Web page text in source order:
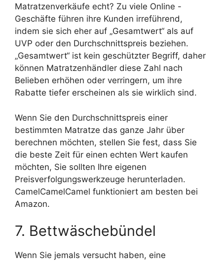
Matratzenverkäufe echt? Zu viele Online -
Geschäfte führen ihre Kunden irreführend,
indem sie sich eher auf „Gesamtwert“ als auf
UVP oder den Durchschnittspreis beziehen.
„Gesamtwert“ ist kein geschützter Begriff, daher
können Matratzenhändler diese Zahl nach
Belieben erhöhen oder verringern, um ihre
Rabatte tiefer erscheinen als sie wirklich sind.
Wenn Sie den Durchschnittspreis einer
bestimmten Matratze das ganze Jahr über
berechnen möchten, stellen Sie fest, dass Sie
die beste Zeit für einen echten Wert kaufen
möchten, Sie sollten Ihre eigenen
Preisverfolgungswerkzeuge herunterladen.
CamelCamelCamel funktioniert am besten bei
Amazon.
7. Bettwäschebündel
Wenn Sie jemals versucht haben, eine